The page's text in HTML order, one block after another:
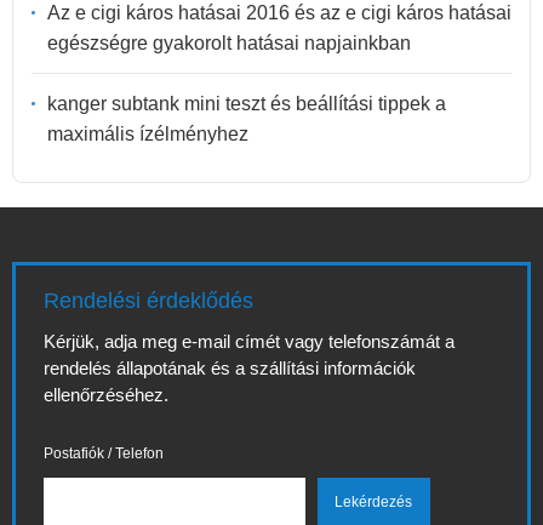
Az e cigi káros hatásai 2016 és az e cigi káros hatásai
egészségre gyakorolt hatásai napjainkban
kanger subtank mini teszt és beállítási tippek a
maximális ízélményhez
Rendelési érdeklődés
Kérjük, adja meg e-mail címét vagy telefonszámát a
rendelés állapotának és a szállítási információk
ellenőrzéséhez.
Postafiók / Telefon